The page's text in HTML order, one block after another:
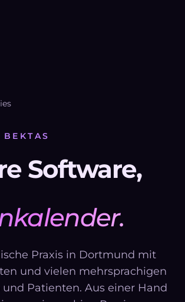
Software,
Praxis in Dortmund mit
und vielen mehrsprachigen
Patienten. Aus einer Hand